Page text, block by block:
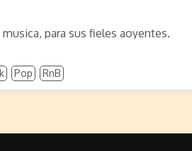
para sus fieles aoyentes.
Pop RnB